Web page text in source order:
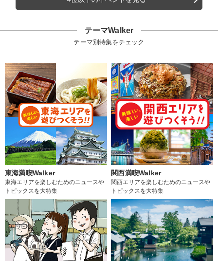
テーマWalker
テーマ別特集をチェック
東海満喫Walker
東海エリアを楽しむためのニュースや
トピックスを大特集
関西満喫Walker
関西エリアを楽しむためのニュースや
トピックスを大特集